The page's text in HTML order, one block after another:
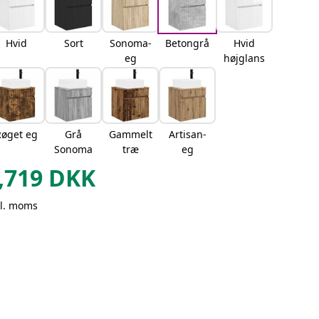
Hvid Sort
Sonoma-
eg
Betongrå
Hvid
højglans
eg
Grå
Sonoma
Gammelt
træ
Artisan-
eg
DKK
moms